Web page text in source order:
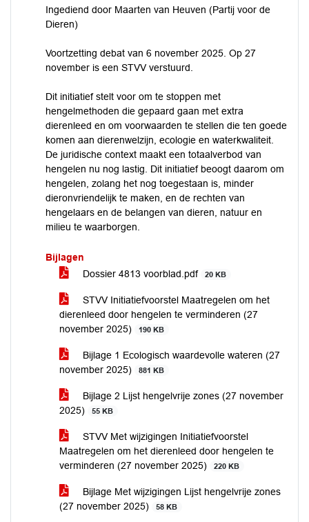
Ingediend door Maarten van Heuven (Partij voor de
Dieren)
Voortzetting debat van 6 november 2025. Op 27
november is een STVV verstuurd.
Dit initiatief stelt voor om te stoppen met
hengelmethoden die gepaard gaan met extra
dierenleed en om voorwaarden te stellen die ten goede
komen aan dierenwelzijn, ecologie en waterkwaliteit.
De juridische context maakt een totaalverbod van
hengelen nu nog lastig. Dit initiatief beoogt daarom om
hengelen, zolang het nog toegestaan is, minder
dieronvriendelijk te maken, en de rechten van
hengelaars en de belangen van dieren, natuur en
milieu te waarborgen.
Bijlagen
Dossier 4813 voorblad.pdf
20 KB
STVV Initiatiefvoorstel Maatregelen om het
dierenleed door hengelen te verminderen (27
november 2025)
190 KB
Bijlage 1 Ecologisch waardevolle wateren (27
november 2025)
881 KB
Bijlage 2 Lijst hengelvrije zones (27 november
2025)
55 KB
STVV Met wijzigingen Initiatiefvoorstel
Maatregelen om het dierenleed door hengelen te
verminderen (27 november 2025)
220 KB
Bijlage Met wijzigingen Lijst hengelvrije zones
(27 november 2025)
58 KB